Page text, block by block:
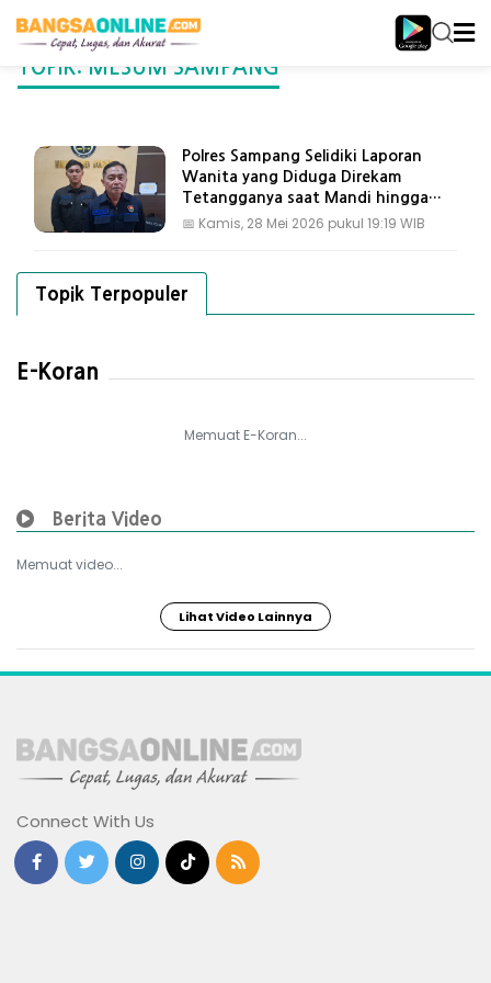
TOPIK: MESUM SAMPANG
Polres Sampang Selidiki Laporan
Wanita yang Diduga Direkam
Tetangganya saat Mandi hingga
Viral
📅 Kamis, 28 Mei 2026 pukul 19:19 WIB
Topik Terpopuler
E-Koran
Memuat E-Koran...
Berita Video
Memuat video...
Lihat Video Lainnya
Connect With Us